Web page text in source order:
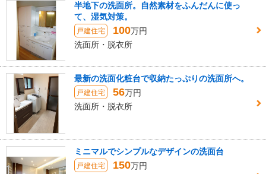
半地下の洗面所。自然素材をふんだんに使っ
て、湿気対策。
戸建住宅 100万円
洗面所・脱衣所
最新の洗面化粧台で収納たっぷりの洗面所へ。
戸建住宅 56万円
洗面所・脱衣所
ミニマルでシンプルなデザインの洗面台
戸建住宅 150万円